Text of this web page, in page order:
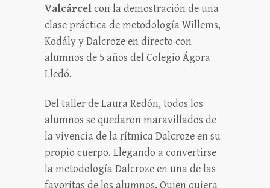
Valcárcelcon la demostración de una
clase práctica de metodología Willems,
Kodály y Dalcroze en directo con
alumnos de 5 años del Colegio Ágora
Lledó.
Del taller de Laura Redón, todos los
alumnos se quedaron maravillados de
la vivencia de la rítmica Dalcroze en su
propio cuerpo. Llegando a convertirse
la metodología Dalcroze en una de las